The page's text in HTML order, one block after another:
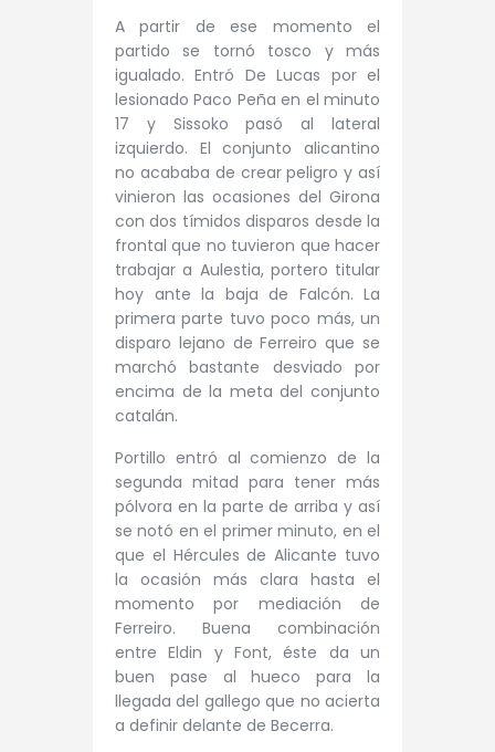
A partir de ese momento el
partido se tornó tosco y más
igualado. Entró De Lucas por el
lesionado Paco Peña en el minuto
17 y Sissoko pasó al lateral
izquierdo. El conjunto alicantino
no acababa de crear peligro y así
vinieron las ocasiones del Girona
con dos tímidos disparos desde la
frontal que no tuvieron que hacer
trabajar a Aulestia, portero titular
hoy ante la baja de Falcón. La
primera parte tuvo poco más, un
disparo lejano de Ferreiro que se
marchó bastante desviado por
encima de la meta del conjunto
catalán.
Portillo entró al comienzo de la
segunda mitad para tener más
pólvora en la parte de arriba y así
se notó en el primer minuto, en el
que el Hércules de Alicante tuvo
la ocasión más clara hasta el
momento por mediación de
Ferreiro. Buena combinación
entre Eldin y Font, éste da un
buen pase al hueco para la
llegada del gallego que no acierta
a definir delante de Becerra.